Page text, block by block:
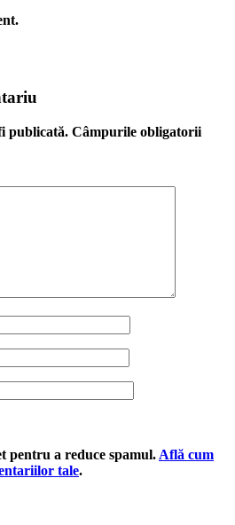
publicată. Câmpurile obligatorii
pentru a reduce spamul. Află cum
tale.